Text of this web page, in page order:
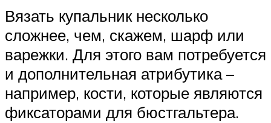
Вязать купальник несколько
сложнее, чем, скажем, шарф или
варежки. Для этого вам потребуется
и дополнительная атрибутика –
например, кости, которые являются
фиксаторами для бюстгальтера.